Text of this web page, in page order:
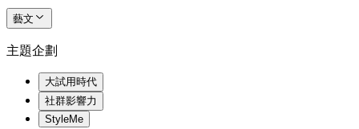
藝文
主題企劃
大試用時代
社群影響力
StyleMe